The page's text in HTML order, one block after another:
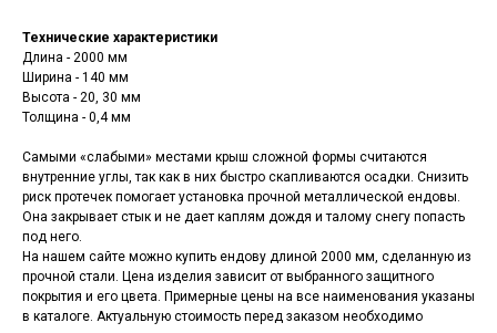
Технические характеристики
Длина - 2000 мм
Ширина - 140 мм
Высота - 20, 30 мм
Толщина - 0,4 мм
Самыми «слабыми» местами крыш сложной формы считаются
внутренние углы, так как в них быстро скапливаются осадки. Снизить
риск протечек помогает установка прочной металлической ендовы.
Она закрывает стык и не дает каплям дождя и талому снегу попасть
под него.
На нашем сайте можно купить ендову длиной 2000 мм, сделанную из
прочной стали. Цена изделия зависит от выбранного защитного
покрытия и его цвета. Примерные цены на все наименования указаны
в каталоге. Актуальную стоимость перед заказом необходимо